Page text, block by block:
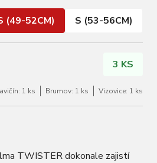
(49-52CM) S (53-56CM)
3 KS
1 ks Brumov: 1 ks Vizovice: 1 ks
TWISTER dokonale zajistí